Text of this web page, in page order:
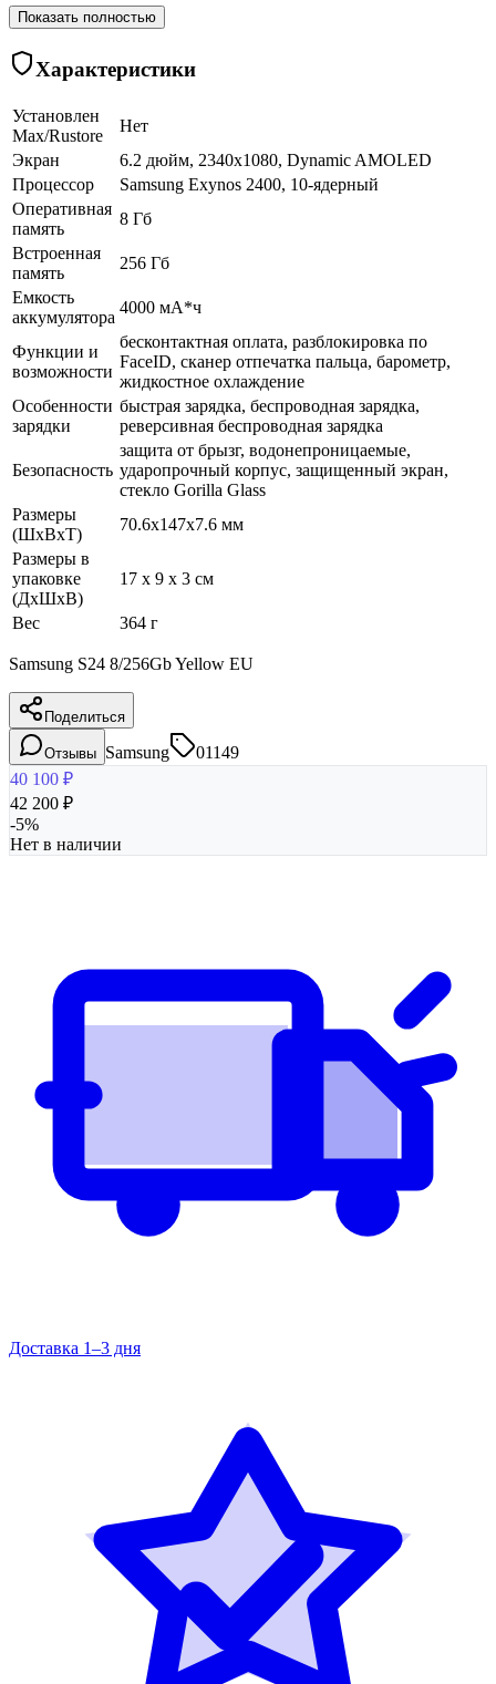
Показать полностью
Характеристики
Установлен
Max/Rustore
Нет
Экран
6.2 дюйм, 2340x1080, Dynamic AMOLED
Процессор
Samsung Exynos 2400, 10-ядерный
Оперативная
память
8 Гб
Встроенная
память
256 Гб
Емкость
аккумулятора
4000 мА*ч
Функции и
возможности
бесконтактная оплата, разблокировка по
FaceID, сканер отпечатка пальца, барометр,
жидкостное охлаждение
Особенности
зарядки
быстрая зарядка, беспроводная зарядка,
реверсивная беспроводная зарядка
Безопасность
защита от брызг, водонепроницаемые,
ударопрочный корпус, защищенный экран,
cтекло Gorilla Glass
Размеры
(ШхВхТ)
70.6x147x7.6 мм
Размеры в
упаковке
(ДхШхВ)
17 x 9 x 3 см
Вес 364 г
Samsung S24 8/256Gb Yellow EU
Поделиться
Отзывы Samsung
01149
40 100 ₽
42 200 ₽
-5%
Нет в наличии
Доставка 1–3 дня